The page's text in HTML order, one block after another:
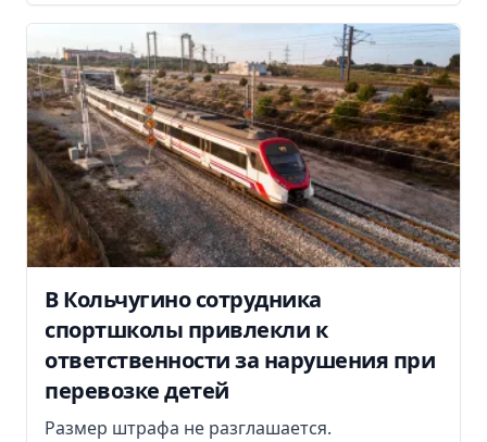
В Кольчугино сотрудника
спортшколы привлекли к
ответственности за нарушения при
перевозке детей
Размер штрафа не разглашается.